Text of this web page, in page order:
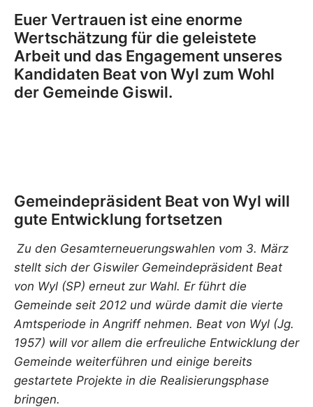
Euer Vertrauen ist eine enorme
Wertschätzung für die geleistete
Arbeit und das Engagement unseres
Kandidaten Beat von Wyl zum Wohl
der Gemeinde Giswil.
Gemeindepräsident Beat von Wyl will
gute Entwicklung fortsetzen
Zu den Gesamterneuerungswahlen vom 3. März
stellt sich der Giswiler Gemeindepräsident Beat
von Wyl (SP) erneut zur Wahl. Er führt die
Gemeinde seit 2012 und würde damit die vierte
Amtsperiode in Angriff nehmen. Beat von Wyl (Jg.
1957) will vor allem die erfreuliche Entwicklung der
Gemeinde weiterführen und einige bereits
gestartete Projekte in die Realisierungsphase
bringen.